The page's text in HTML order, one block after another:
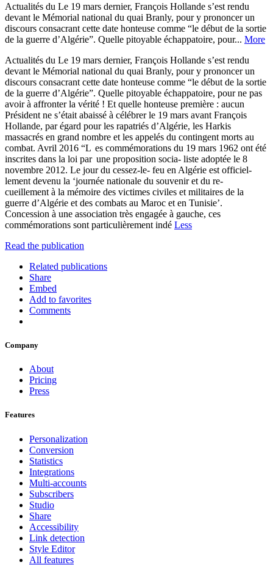
Actualités du Le 19 mars dernier, François Hollande s’est rendu
devant le Mémorial national du quai Branly, pour y prononcer un
discours consacrant cette date honteuse comme “le début de la sortie
de la guerre d’Algérie”. Quelle pitoyable échappatoire, pour... More
Actualités du Le 19 mars dernier, François Hollande s’est rendu
devant le Mémorial national du quai Branly, pour y prononcer un
discours consacrant cette date honteuse comme “le début de la sortie
de la guerre d’Algérie”. Quelle pitoyable échappatoire, pour ne pas
avoir à affronter la vérité ! Et quelle honteuse première : aucun
Président ne s’était abaissé à célébrer le 19 mars avant François
Hollande, par égard pour les rapatriés d’Algérie, les Harkis
massacrés en grand nombre et les appelés du contingent morts au
combat. Avril 2016 “L es commémorations du 19 mars 1962 ont été
inscrites dans la loi par une proposition socia- liste adoptée le 8
novembre 2012. Le jour du cessez-le- feu en Algérie est officiel-
lement devenu la ‘journée nationale du souvenir et du re-
cueillement à la mémoire des victimes civiles et militaires de la
guerre d’Algérie et des combats au Maroc et en Tunisie’.
Concession à une association très engagée à gauche, ces
commémorations sont particulièrement indé Less
Read the publication
Related publications
Share
Embed
Add to favorites
Comments
Company
About
Pricing
Press
Features
Personalization
Conversion
Statistics
Integrations
Multi-accounts
Subscribers
Studio
Share
Accessibility
Link detection
Style Editor
All features